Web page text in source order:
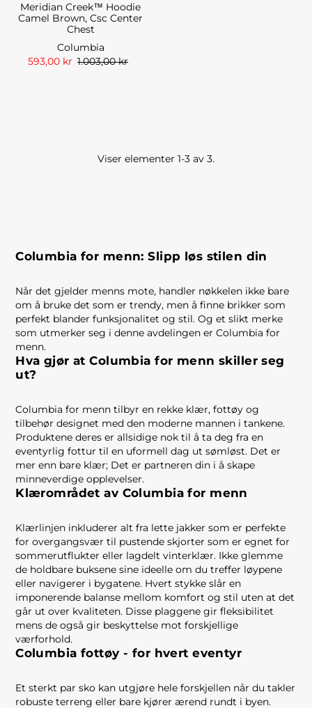
Meridian Creek™ Hoodie
Camel Brown, Csc Center
Chest
Columbia
593,00 kr 1.003,00 kr
Viser elementer 1-3 av 3.
Columbia for menn: Slipp løs stilen din
Når det gjelder menns mote, handler nøkkelen ikke bare
om å bruke det som er trendy, men å finne brikker som
perfekt blander funksjonalitet og stil. Og et slikt merke
som utmerker seg i denne avdelingen er Columbia for
menn.
Hva gjør at Columbia for menn skiller seg
ut?
Columbia for menn tilbyr en rekke klær, fottøy og
tilbehør designet med den moderne mannen i tankene.
Produktene deres er allsidige nok til å ta deg fra en
eventyrlig fottur til en uformell dag ut sømløst. Det er
mer enn bare klær; Det er partneren din i å skape
minneverdige opplevelser.
Klærområdet av Columbia for menn
Klærlinjen inkluderer alt fra lette jakker som er perfekte
for overgangsvær til pustende skjorter som er egnet for
sommerutflukter eller lagdelt vinterklær. Ikke glemme
de holdbare buksene sine ideelle om du treffer løypene
eller navigerer i bygatene. Hvert stykke slår en
imponerende balanse mellom komfort og stil uten at det
går ut over kvaliteten. Disse plaggene gir fleksibilitet
mens de også gir beskyttelse mot forskjellige
værforhold.
Columbia fottøy - for hvert eventyr
Et sterkt par sko kan utgjøre hele forskjellen når du takler
robuste terreng eller bare kjører ærend rundt i byen.